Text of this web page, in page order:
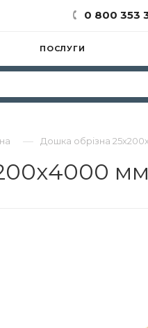
0 800 353
ПОСЛУГИ
— Дошка обрізна